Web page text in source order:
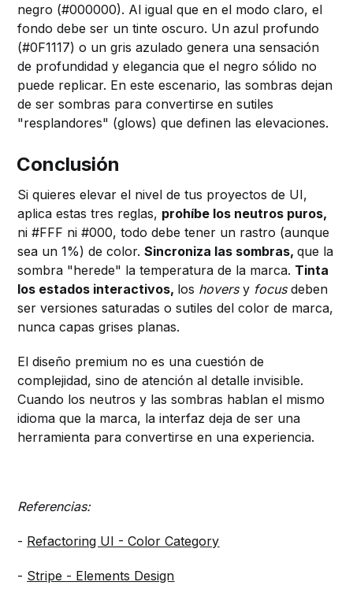
negro (#000000). Al igual que en el modo claro, el
fondo debe ser un tinte oscuro. Un azul profundo
(#0F1117) o un gris azulado genera una sensación
de profundidad y elegancia que el negro sólido no
puede replicar. En este escenario, las sombras dejan
de ser sombras para convertirse en sutiles
"resplandores" (glows) que definen las elevaciones.
Conclusión
Si quieres elevar el nivel de tus proyectos de UI,
aplica estas tres reglas, prohíbe los neutros puros,
ni #FFF ni #000, todo debe tener un rastro (aunque
sea un 1%) de color.Sincroniza las sombras,que la
sombra "herede" la temperatura de la marca. Tinta
los estados interactivos, los hoversy focusdeben
ser versiones saturadas o sutiles del color de marca,
nunca capas grises planas.
El diseño premium no es una cuestión de
complejidad, sino de atención al detalle invisible.
Cuando los neutros y las sombras hablan el mismo
idioma que la marca, la interfaz deja de ser una
herramienta para convertirse en una experiencia.
Referencias:
- Refactoring UI - Color Category
- Stripe - Elements Design